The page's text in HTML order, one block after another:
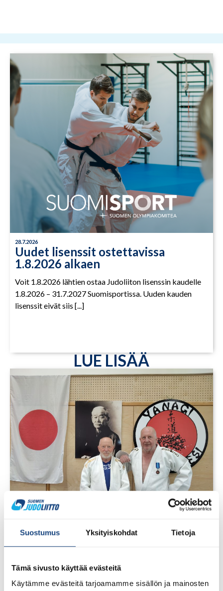
Suostumus Yksityiskohdat Tietoja
Tämä sivusto käyttää evästeitä
Käytämme evästeitä tarjoamamme sisällön ja mainosten
28.7.2026
Uudet lisenssit ostettavissa
1.8.2026 alkaen
Voit 1.8.2026 lähtien ostaa Judoliiton lisenssin kaudelle
1.8.2026 – 31.7.2027 Suomisportissa. Uuden kauden
lisenssit eivät siis [...]
LUE LISÄÄ
1.8.2026
Pentti Vauhkoselle harvinainen
huomionosoitus